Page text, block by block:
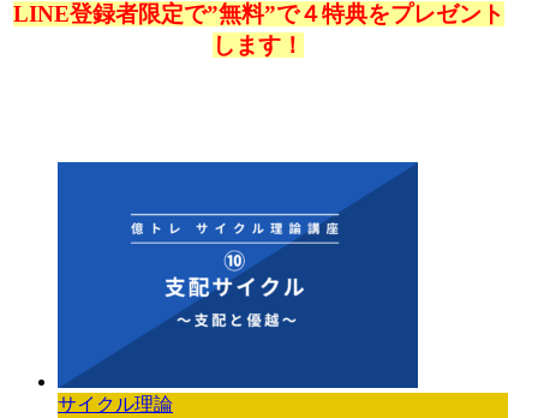
LINE登録者限定で”無料”で４特典をプレゼント
します！
サイクル理論